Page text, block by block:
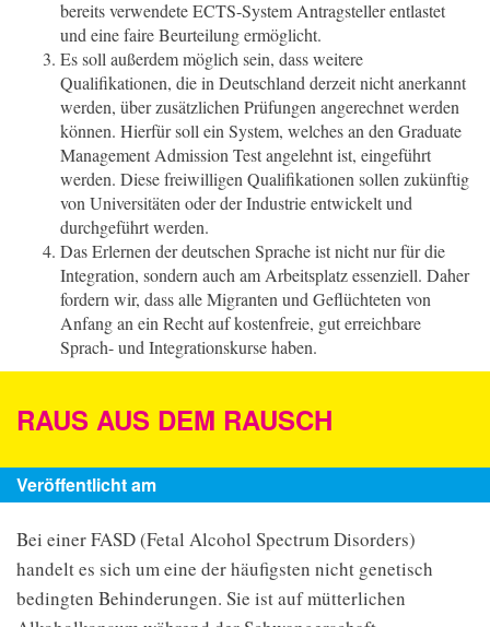
bereits verwendete ECTS-System Antragsteller entlastet
und eine faire Beurteilung ermöglicht.
Es soll außerdem möglich sein, dass weitere
Qualifikationen, die in Deutschland derzeit nicht anerkannt
werden, über zusätzlichen Prüfungen angerechnet werden
können. Hierfür soll ein System, welches an den Graduate
Management Admission Test angelehnt ist, eingeführt
werden. Diese freiwilligen Qualifikationen sollen zukünftig
von Universitäten oder der Industrie entwickelt und
durchgeführt werden.
Das Erlernen der deutschen Sprache ist nicht nur für die
Integration, sondern auch am Arbeitsplatz essenziell. Daher
fordern wir, dass alle Migranten und Geflüchteten von
Anfang an ein Recht auf kostenfreie, gut erreichbare
Sprach- und Integrationskurse haben.
RAUS AUS DEM RAUSCH
Veröffentlicht am
Bei einer FASD (Fetal Alcohol Spectrum Disorders)
handelt es sich um eine der häufigsten nicht genetisch
bedingten Behinderungen. Sie ist auf mütterlichen